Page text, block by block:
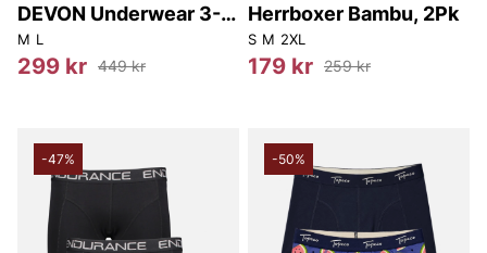
DEVON Underwear 3-
Pack
M L
299 kr 449 kr
Herrboxer Bambu, 2Pk
S M 2XL
179 kr 259 kr
-47% -50%